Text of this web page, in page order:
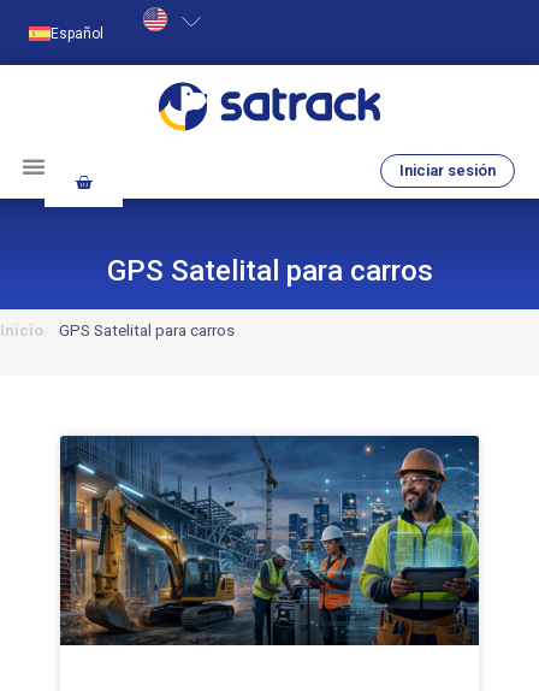
Español
Iniciar sesión
GPS Satelital para carros
Inicio GPS Satelital para carros